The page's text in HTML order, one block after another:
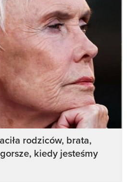
rodziców, brata,
kiedy jesteśmy